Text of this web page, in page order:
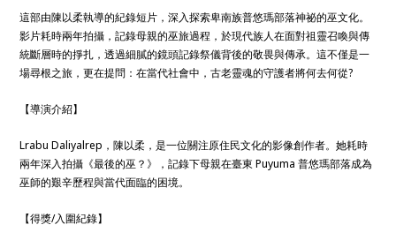
這部由陳以柔執導的紀錄短片，深入探索卑南族普悠瑪部落神祕的巫文化。
影片耗時兩年拍攝，記錄母親的巫旅過程，於現代族人在面對祖靈召喚與傳
統斷層時的掙扎，透過細膩的鏡頭記錄祭儀背後的敬畏與傳承。這不僅是一
場尋根之旅，更在提問：在當代社會中，古老靈魂的守護者將何去何從?
【導演介紹】
Lrabu Daliyalrep，陳以柔，是一位關注原住民文化的影像創作者。她耗時
兩年深入拍攝《最後的巫？》，記錄下母親在臺東 Puyuma 普悠瑪部落成為
巫師的艱辛歷程與當代面臨的困境。
【得獎/入圍紀錄】